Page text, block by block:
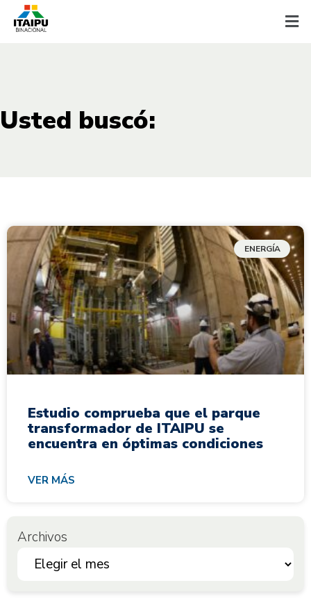
Usted buscó:
ENERGÍA
Estudio comprueba que el parque
transformador de ITAIPU se
encuentra en óptimas condiciones
VER MÁS
Archivos